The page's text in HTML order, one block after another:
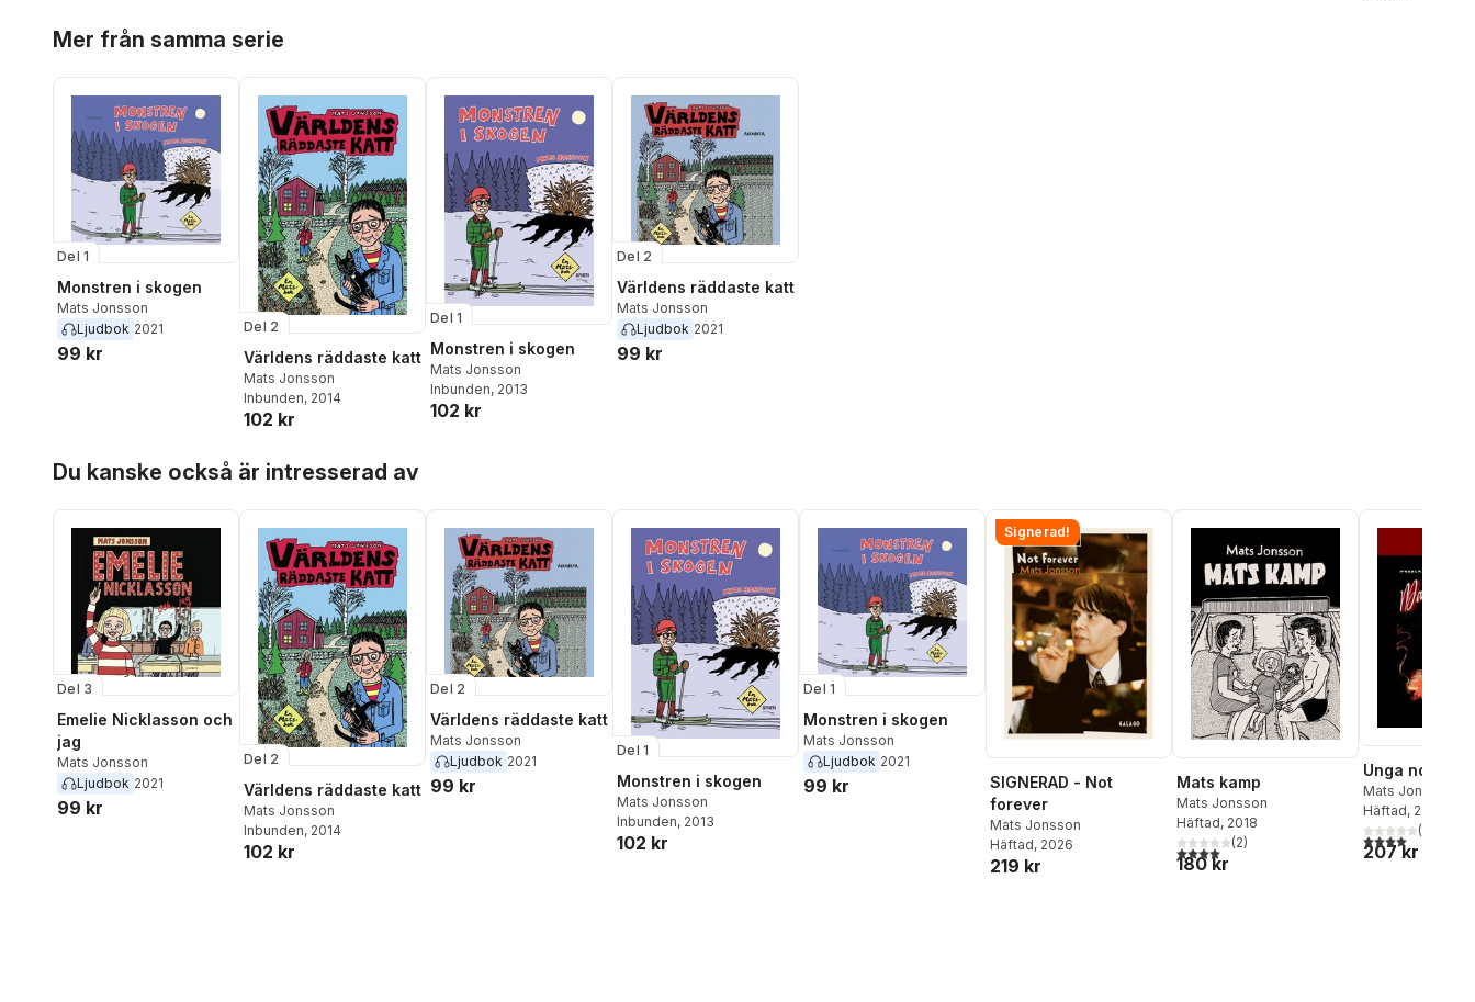
Mer från samma serie
Del 1
Monstren i skogen
Mats Jonsson
Ljudbok 2021
99 kr
Del 2
Världens räddaste katt
Mats Jonsson
Inbunden, 2014
102 kr
Del 1
Monstren i skogen
Mats Jonsson
Inbunden, 2013
102 kr
Del 2
Världens räddaste katt
Mats Jonsson
Ljudbok 2021
99 kr
Du kanske också är intresserad av
Del 3
Emelie Nicklasson och
jag
Mats Jonsson
Ljudbok 2021
99 kr
Del 2
Världens räddaste katt
Mats Jonsson
Inbunden, 2014
102 kr
Del 2
Världens räddaste katt
Mats Jonsson
Ljudbok 2021
99 kr
Del 1
Monstren i skogen
Mats Jonsson
Inbunden, 2013
102 kr
Del 1
Monstren i skogen
Mats Jonsson
Ljudbok 2021
99 kr
Signerad!
SIGNERAD - Not
forever
Mats Jonsson
Häftad, 2026
219 kr
Mats kamp
Mats Jonsson
Häftad, 2018
4,0utav 5 stjärnor. Totalt antal röster:
(2)
180 kr
Unga
Mats Jonsson
Häftad, 2013
4,0utav 5(
207 kr